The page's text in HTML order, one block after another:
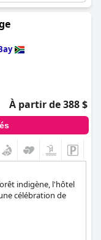
à la recherche
la propriété assure
À partir de 388 $
indigène, l'hôtel
célébration de